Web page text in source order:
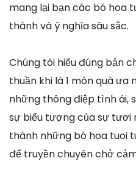
mang lại bạn các bó hoa
thành và ý nghĩa sâu sắc.
Chúng tôi hiểu đúng bản
thuần khi là 1 món quà
những thông điệp tình ái,
sự biểu tượng của sự tươi
thành những bó hoa tuoi
để truyền chuyên chở